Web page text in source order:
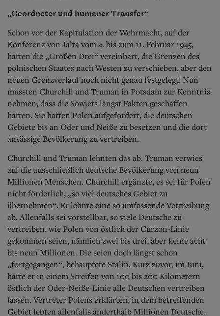
„Geordneter und humaner Transfer“
Schon vor der Kapitulation der Wehrmacht, auf der
Konferenz von Jalta vom 4. bis zum 11. Februar 1945,
hatten die „Großen Drei“ vereinbart, die Grenzen des
polnischen Staates nach Westen zu verschieben, aber den
neuen Grenzverlauf noch nicht genau festgelegt. Nun
mussten Churchill und Truman in Potsdam zur Kenntnis
nehmen, dass die Sowjets längst Fakten geschaffen
hatten. Sie hatten Polen aufgefordert, die deutschen
Gebiete bis an Oder und Neiße zu besetzen und die dort
ansässige Bevölkerung zu vertreiben.
Churchill und Truman lehnten das ab. Truman verwies
auf die ausschließlich deutsche Bevölkerung von neun
Millionen Menschen. Churchill ergänzte, es sei für Polen
nicht förderlich, „so viel deutsches Gebiet zu
übernehmen“. Er lehnte eine so umfassende Vertreibung
ab. Allenfalls sei vorstellbar, so viele Deutsche zu
vertreiben, wie Polen von östlich der Curzon-Linie
gekommen seien, nämlich zwei bis drei, aber keine acht
bis neun Millionen. Die seien doch längst schon
„fortgegangen“, behauptete Stalin. Kurz zuvor, im Juni,
hatte er in einem Streifen von 100 bis 200 Kilometern
östlich der Oder-Neiße-Linie alle Deutschen vertreiben
lassen. Vertreter Polens erklärten, in dem betreffenden
Gebiet lebten allenfalls anderthalb Millionen Deutsche.